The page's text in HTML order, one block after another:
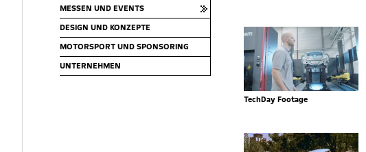
MESSEN UND EVENTS
DESIGN UND KONZEPTE
MOTORSPORT UND SPONSORING
UNTERNEHMEN
TechDay Footage